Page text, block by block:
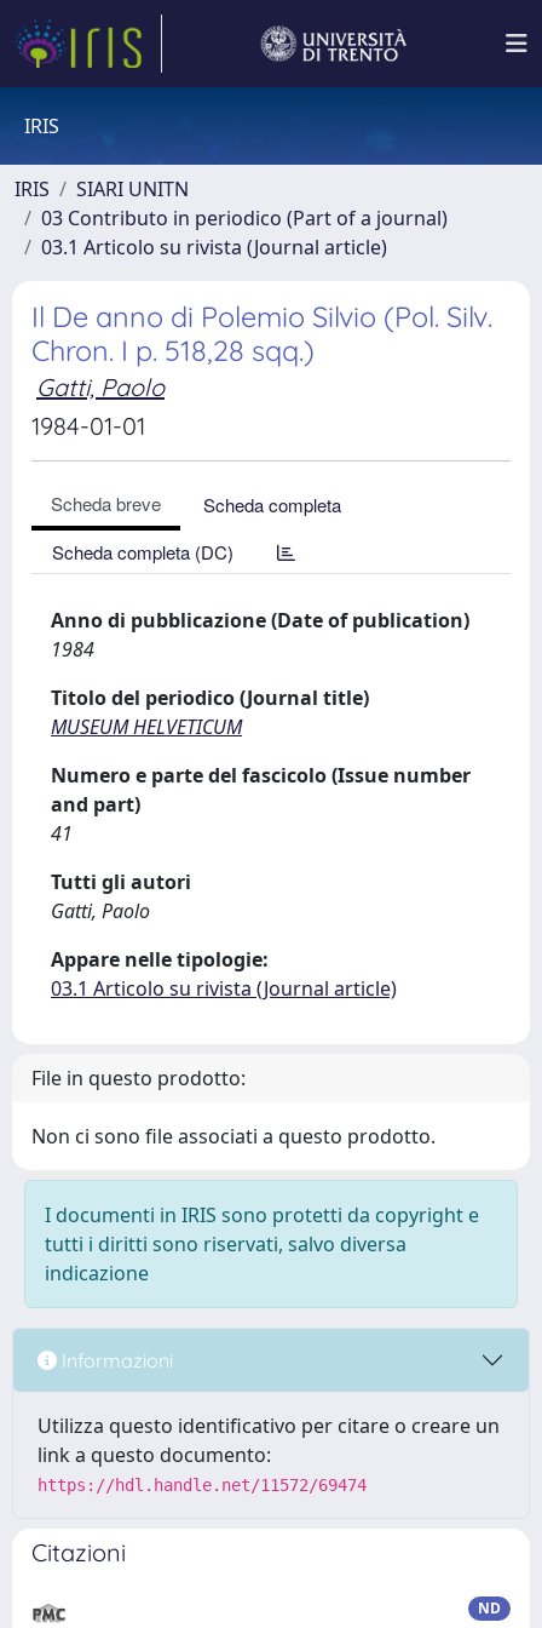
IRIS
IRIS
SIARI UNITN
03 Contributo in periodico (Part of a journal)
03.1 Articolo su rivista (Journal article)
Il De anno di Polemio Silvio (Pol. Silv.
Chron. I p. 518,28 sqq.)
Gatti, Paolo
1984-01-01
Scheda breve
Scheda completa
Scheda completa (DC)
Anno di pubblicazione (Date of publication)
1984
Titolo del periodico (Journal title)
MUSEUM HELVETICUM
Numero e parte del fascicolo (Issue number
and part)
41
Tutti gli autori
Gatti, Paolo
Appare nelle tipologie:
03.1 Articolo su rivista (Journal article)
File in questo prodotto:
Non ci sono file associati a questo prodotto.
I documenti in IRIS sono protetti da copyright e
tutti i diritti sono riservati, salvo diversa
indicazione
Informazioni
Utilizza questo identificativo per citare o creare un
link a questo documento:
https://hdl.handle.net/11572/69474
Citazioni
ND